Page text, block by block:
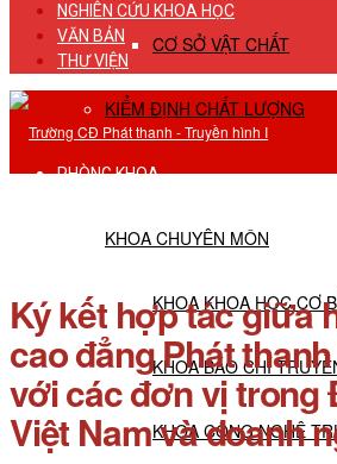
CƠ SỞ VẬT CHẤT
KIỂM ĐỊNH CHẤT LƯỢNG
PHÒNG KHOA
KHOA CHUYÊN MÔN
KHOA KHOA HỌC CƠ
KHOA BÁO CHÍ
KHOA CÔNG NGHỆ
NGHIÊN CỨU KHOA HỌC
VĂN BẢN
THƯ VIỆN
Ký kết hợp tác giữa
cao đẳng Phát
với các đơn vị trong
Việt Nam và doanh